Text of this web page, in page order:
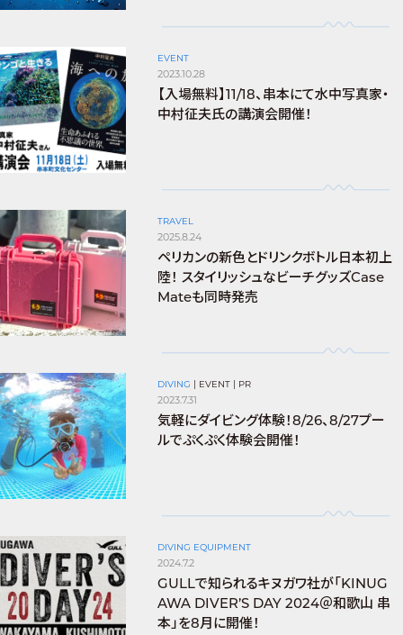
EVENT
2023.10.28
【入場無料】11/18、串本にて水中写真家・
中村征夫氏の講演会開催！
TRAVEL
2025.8.24
ペリカンの新色とドリンクボトル日本初上
陸！ スタイリッシュなビーチグッズCase
Mateも同時発売
DIVING | EVENT | PR
2023.7.31
気軽にダイビング体験！8/26、8/27プー
ルでぷくぷく体験会開催！
DIVING EQUIPMENT
2024.7.2
GULLで知られるキヌガワ社が「KINUG
AWA DIVER’S DAY 2024＠和歌山 串
本」を8月に開催！